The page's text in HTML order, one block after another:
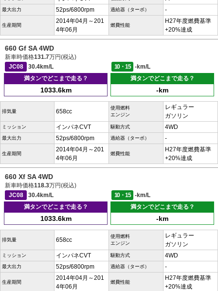
最大出力 52ps/6800rpm 過給器（ターボ） -
生産期間
2014年04月～201
4年06月
燃費性能
H27年度燃費基準
+20%達成
660 Gf SA 4WD
新車時価格131.7万円(税込)
JC08
30.4km/L 10・15
-km/L
満タンでどこまで走る？
1033.6km
満タンでどこまで走る？
-km
排気量 658cc
使用燃料
エンジン
レギュラー
ガソリン
ミッション インパネCVT 駆動方式 4WD
最大出力 52ps/6800rpm 過給器（ターボ） -
生産期間
2014年04月～201
4年06月
燃費性能
H27年度燃費基準
+20%達成
660 Xf SA 4WD
新車時価格118.3万円(税込)
JC08
30.4km/L 10・15
-km/L
満タンでどこまで走る？
1033.6km
満タンでどこまで走る？
-km
排気量 658cc
使用燃料
エンジン
レギュラー
ガソリン
ミッション インパネCVT 駆動方式 4WD
最大出力 52ps/6800rpm 過給器（ターボ） -
生産期間
2014年04月～201
4年06月
燃費性能
H27年度燃費基準
+20%達成